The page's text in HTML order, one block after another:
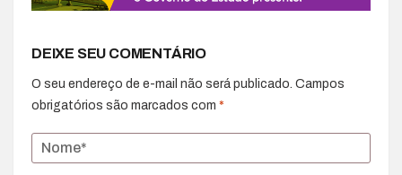
DEIXE SEU COMENTÁRIO
O seu endereço de e-mail não será publicado. Campos
obrigatórios são marcados com *